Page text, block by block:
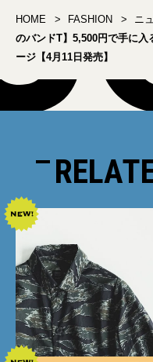
HOME FASHION ニ
のバンドT】5,500円で手に
ージ【4月11日発売】